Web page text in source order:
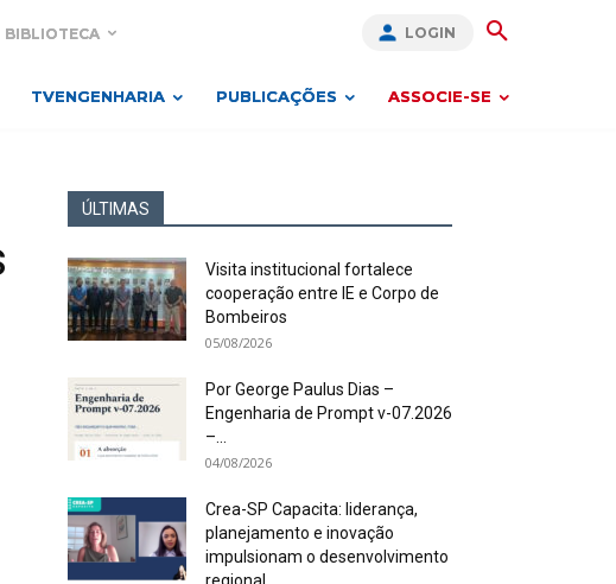
BIBLIOTECA LOGIN
TVENGENHARIA PUBLICAÇÕES ASSOCIE-SE
ÚLTIMAS
Visita institucional fortalece
cooperação entre IE e Corpo de
Bombeiros
05/08/2026
Por George Paulus Dias –
Engenharia de Prompt v-07.2026
–...
04/08/2026
Crea-SP Capacita: liderança,
planejamento e inovação
impulsionam o desenvolvimento